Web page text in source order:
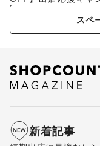
特集
スペ
新着記事